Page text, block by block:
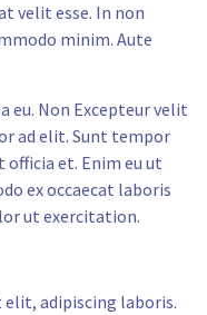
velit esse. In non
minim. Aute
eu. Non Excepteur velit
ad elit. Sunt tempor
et. Enim eu ut
ex occaecat laboris
ut exercitation.
adipiscing laboris.